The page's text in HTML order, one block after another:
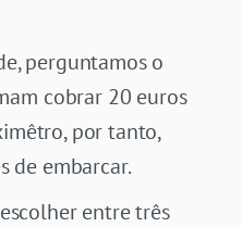
perguntamos o
cobrar 20 euros
por tanto,
de embarcar.
entre três